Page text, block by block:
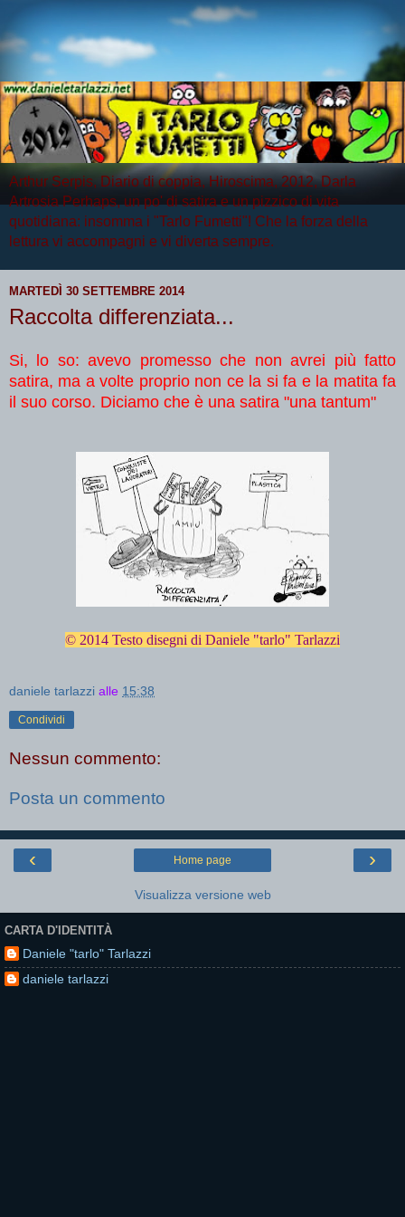
Arthur Serpis, Diario di coppia, Hiroscima, 2012, Darla
Artrosia Perhaps, un po' di satira e un pizzico di vita
quotidiana: insomma i "Tarlo Fumetti"! Che la forza della
lettura vi accompagni e vi diverta sempre.
MARTEDÌ 30 SETTEMBRE 2014
Raccolta differenziata...
Si, lo so: avevo promesso che non avrei più fatto
satira, ma a volte proprio non ce la si fa e la matita fa
il suo corso. Diciamo che è una satira "una tantum"
© 2014 Testo disegni di Daniele "tarlo" Tarlazzi
daniele tarlazzi alle 15:38
Condividi
Nessun commento:
Posta un commento
‹ ›
Home page
Visualizza versione web
CARTA D'IDENTITÀ
Daniele "tarlo" Tarlazzi
daniele tarlazzi